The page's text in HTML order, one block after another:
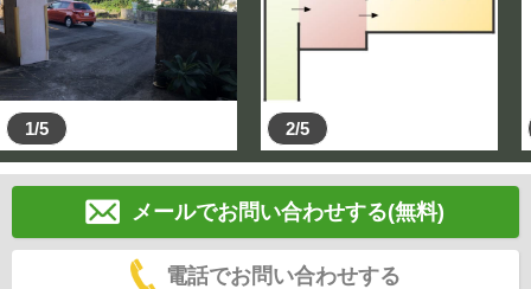
1/5 2/5
メールでお問い合わせする(無料)
電話でお問い合わせする